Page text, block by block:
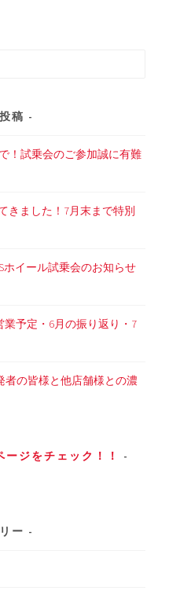
稿
で！試乗会のご参加誠に有難
きました！7月末まで特別
ホイール試乗会のお知らせ
予定・6月の振り返り・7
の皆様と他店舗様との濃
ージをチェック！！
ー